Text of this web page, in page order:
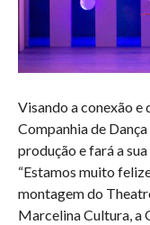
Visando a conexão e
Companhia de
produção e fará a
“Estamos muito
montagem do
Marcelina Cultura, a